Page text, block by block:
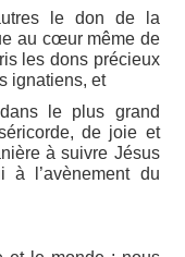
le don de la
au cœur même de
les dons précieux
ignatiens, et
le plus grand
de joie et
à suivre Jésus
l’avènement du